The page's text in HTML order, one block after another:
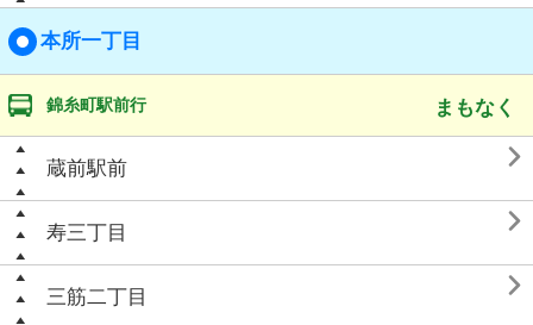
本所一丁目
錦糸町駅前行 まもなく
蔵前駅前 
寿三丁目 
三筋二丁目 